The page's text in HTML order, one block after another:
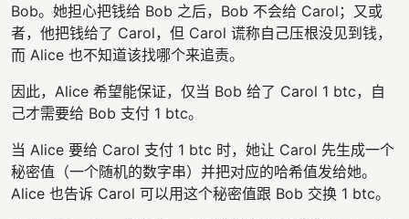
Bob。她担心把钱给 Bob 之后，Bob 不会给 Carol；又或
者，他把钱给了 Carol，但 Carol 谎称自己压根没见到钱，
而 Alice 也不知道该找哪个来追责。
因此，Alice 希望能保证，仅当 Bob 给了 Carol 1 btc，自
己才需要给 Bob 支付 1 btc。
当 Alice 要给 Carol 支付 1 btc 时，她让 Carol 先生成一个
秘密值（一个随机的数字串）并把对应的哈希值发给她。
Alice 也告诉 Carol 可以用这个秘密值跟 Bob 交换 1 btc。